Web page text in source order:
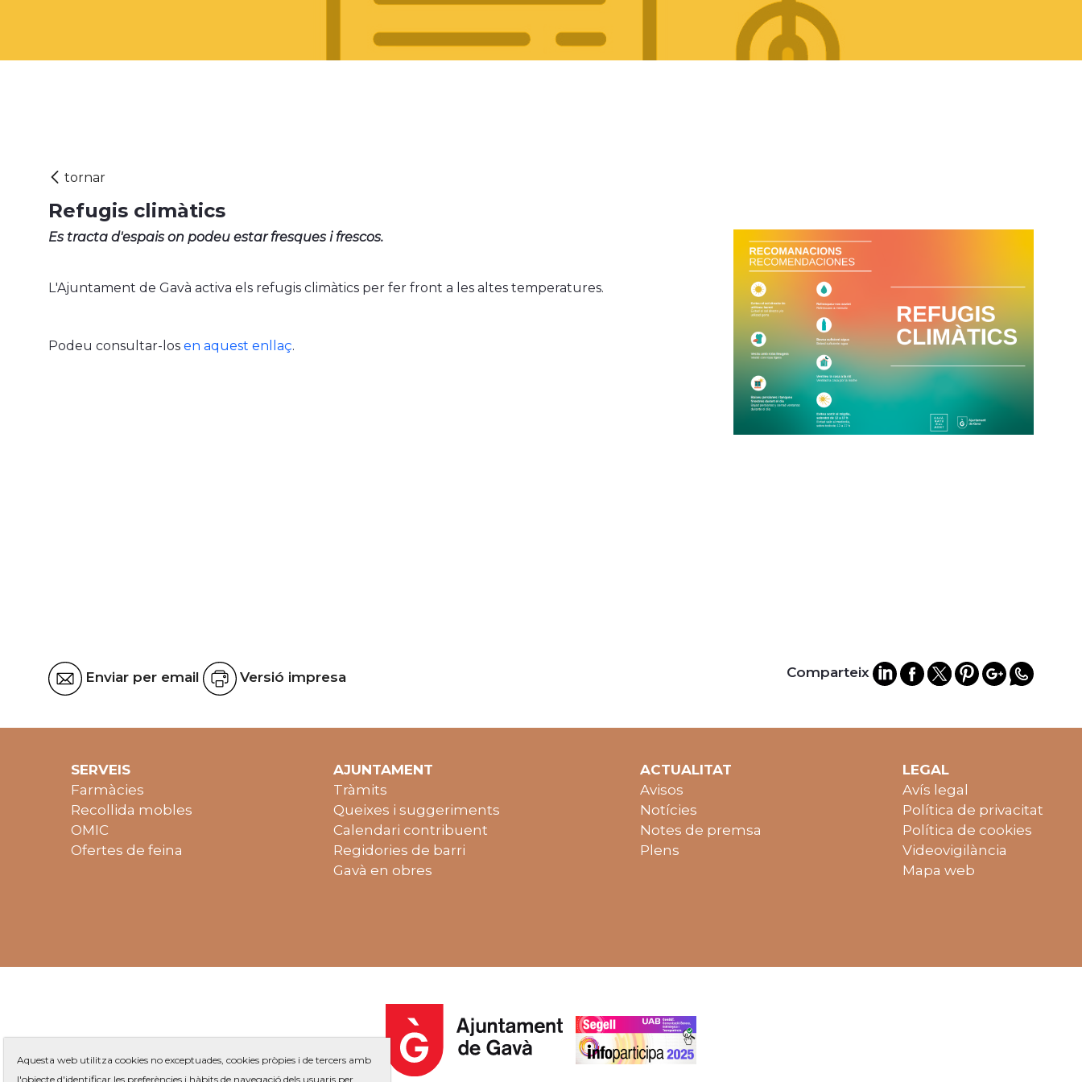
Refugis climàtics
Es tracta d'espais on podeu estar fresques i frescos.
L'Ajuntament de Gavà activa els refugis climàtics per fer front a les altes temperatures.
Podeu consultar-los en aquest enllaç.
Enviar per email Versió impresa Comparteix
SERVEIS
Farmàcies
Recollida mobles
OMIC
Ofertes de feina
AJUNTAMENT
Tràmits
Queixes i suggeriments
Calendari contribuent
Regidories de barri
Gavà en obres
ACTUALITAT
Avisos
Notícies
Notes de premsa
Plens
LEGAL
Avís legal
Política de privacitat
Política de cookies
Videovigilància
Mapa web
Aquesta web utilitza cookies no exceptuades, cookies pròpies i de tercers amb
l'objecte d'identificar les preferències i hàbits de navegació dels usuaris per